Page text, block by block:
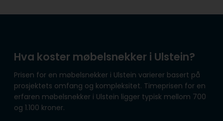
Hva koster møbelsnekker i Ulstein?
Prisen for en møbelsnekker i Ulstein varierer basert på
prosjektets omfang og kompleksitet. Timeprisen for en
erfaren møbelsnekker i Ulstein ligger typisk mellom 700
og 1.100 kroner.